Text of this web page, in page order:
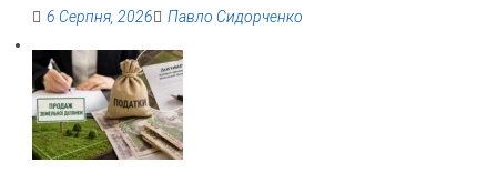
6 Серпня, 2026 Павло Сидорченко